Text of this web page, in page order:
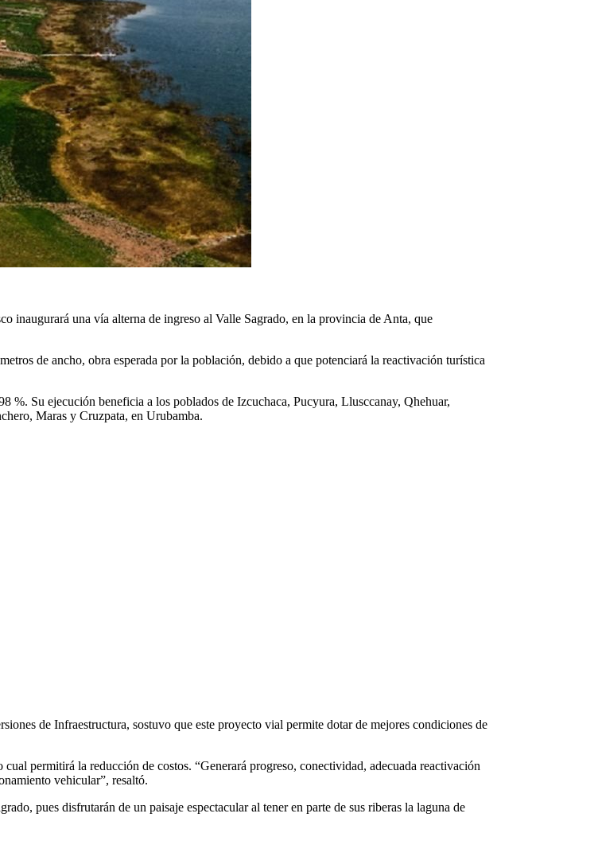
inaugurará una vía alterna de ingreso al Valle Sagrado, en la provincia de Anta, que
de ancho, obra esperada por la población, debido a que potenciará la reactivación turística
%. Su ejecución beneficia a los poblados de Izcuchaca, Pucyura, Llusccanay, Qhehuar,
Maras y Cruzpata, en Urubamba.
de Infraestructura, sostuvo que este proyecto vial permite dotar de mejores condiciones de
permitirá la reducción de costos. “Generará progreso, conectividad, adecuada reactivación
vehicular”, resaltó.
pues disfrutarán de un paisaje espectacular al tener en parte de sus riberas la laguna de